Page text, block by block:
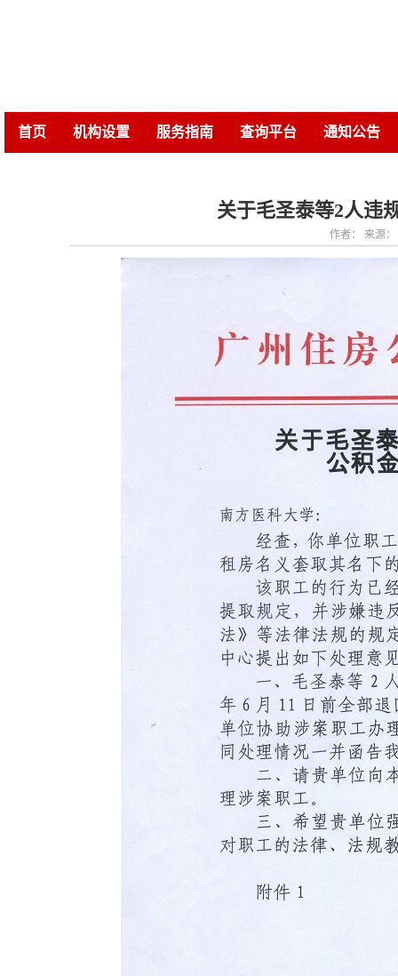
首页 机构设置 服务指南 查询平台 通知公告
关于毛圣泰等2人违
作者： 来源：